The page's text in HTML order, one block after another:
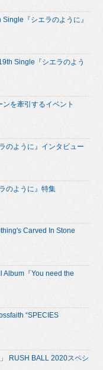
『シエラのように』
Single『シエラのよう
を牽引するイベント
のように』インタビュー
のように』特集
Carved In Stone
Album『You need the
“SPECIES
RUSH BALL 2020スペシ